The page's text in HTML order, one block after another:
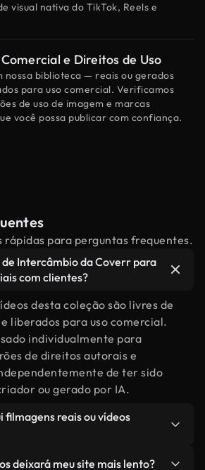
visual nativa do TikTok, Reels e
e Direitos de Uso
nossa biblioteca — reais ou gerados
para uso comercial. Verificamos
de uso de imagem e marcas
você possa publicar com confiança.
rápidas para perguntas frequentes.
de Intercâmbio da Coverr para
com clientes?
desta coleção são livres de
liberados para uso comercial.
individualmente para
de direitos autorais e
de ter sido
ou gerado por IA.
filmagens reais ou vídeos
deixará meu site mais lento?